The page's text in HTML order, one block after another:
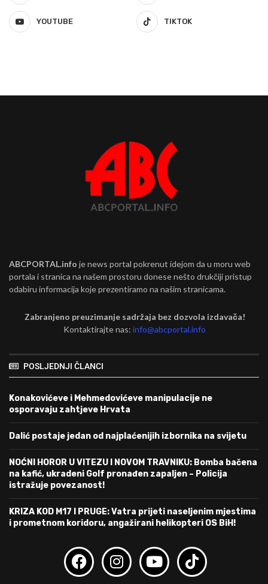
YOUTUBE TIKTOK
ABCPORTAL.info je news portal pokrenut idejom da u moru web
portala i stranica na našem prostoru donese nešto drukčiji pristup
odabiru informacija koje prezentiramo na našim stranicama.
Zabranjeno preuzimanje sadržaja bez dozvola izdavača!
Kontaktirajte nas:info@abcportal.info
POSLJEDNJI ČLANCI
Konakovićeve i Mehmedovićeve manipulacije ne
osporavaju zahtjeve Hrvata
Dalić postaje jedan od najplaćenijih izbornika na svijetu
NOĆNI HOROR U VITEZU I NOVOM TRAVNIKU: Bomba bačena
na kafić, ukradeni Golf pronađen zapaljen – Policija
istražuje povezanost!
KRIZA KOD M17 I PRUGE: Vatra prijeti naseljenim mjestima
i prometnom koridoru, angažirani helikopteri OS BiH!